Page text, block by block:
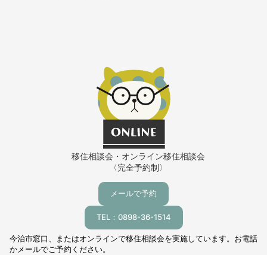
移住相談会・オンライン移住相談会
〈完全予約制〉
メールで予約
TEL：0898-36-1514
今治市窓口、またはオンラインで移住相談会を実施しています。お電話
かメールでご予約ください。